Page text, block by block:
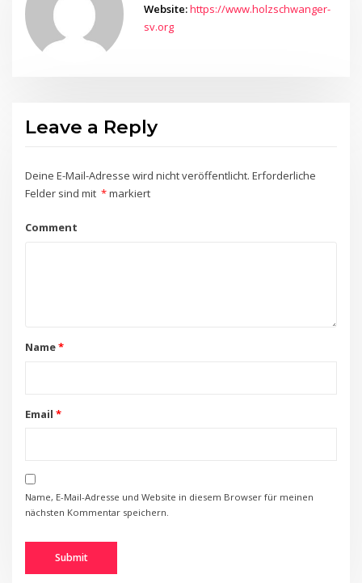
Website:https://www.holzschwanger-
sv.org
Leave a Reply
Deine E-Mail-Adresse wird nicht veröffentlicht. Erforderliche
Felder sind mit *markiert
Comment
Name*
Email *
Name, E-Mail-Adresse und Website in diesem Browser für meinen
nächsten Kommentar speichern.